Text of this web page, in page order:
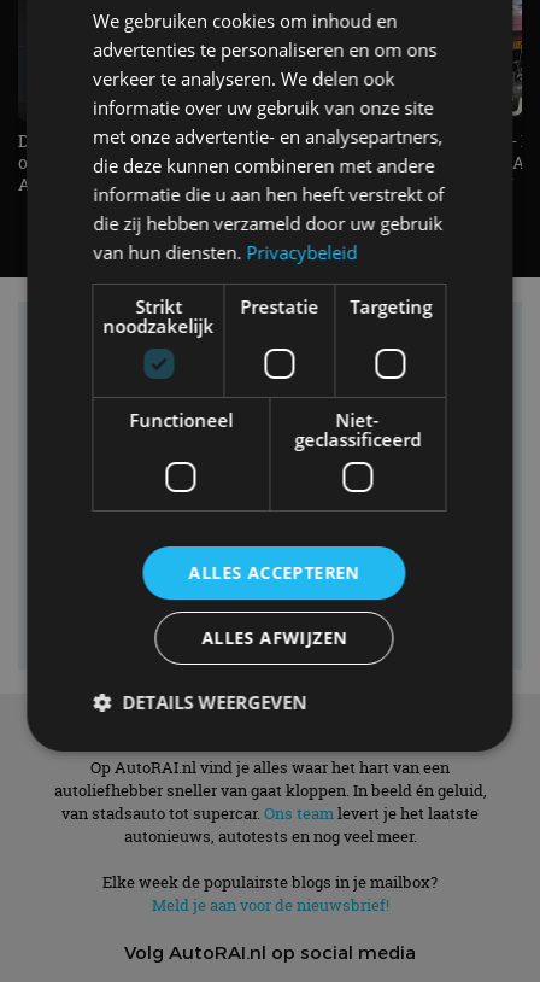
De Renault Twingo heeft een
opvallende snelheidsmeter! -
AutoRAI TV
De perfecte (gezins)taxi? -
ES500e (2026) - REVIEW -
UITGELEGD! - AutoRAI TV
Vind je auto in onze database
Op AutoRAI.nl vind je alles waar het hart van een
autoliefhebber sneller van gaat kloppen. In beeld én geluid,
van stadsauto tot supercar. Ons team levert je het laatste
autonieuws, autotests en nog veel meer.
Elke week de populairste blogs in je mailbox?
Meld je aan voor de nieuwsbrief!
Volg AutoRAI.nl op social media
We gebruiken cookies om inhoud en
advertenties te personaliseren en om ons
verkeer te analyseren. We delen ook
informatie over uw gebruik van onze site
met onze advertentie- en analysepartners,
die deze kunnen combineren met andere
informatie die u aan hen heeft verstrekt of
die zij hebben verzameld door uw gebruik
van hun diensten. Privacybeleid
Strikt
noodzakelijk
Prestatie Targeting
Functioneel
Niet-
geclassificeerd
ALLES ACCEPTEREN
ALLES AFWIJZEN
DETAILS WEERGEVEN
Strikt noodzakelijk Prestatie
Targeting
Functioneel
Niet-geclassificeerd
Strikt noodzakelijke cookies maken de
kernfunctionaliteiten van de website mogelijk, zoals
gebruikersaanmelding en accountbeheer. De
strikt noodzakelijke cookies.